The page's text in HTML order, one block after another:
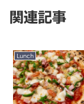
関連記事
Lunch